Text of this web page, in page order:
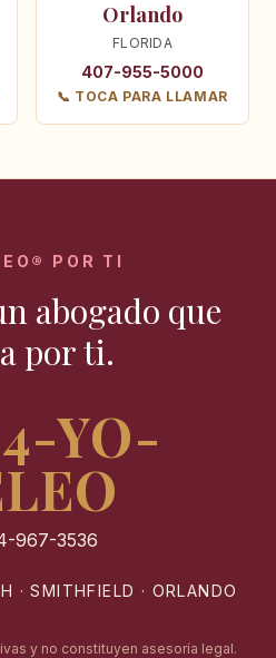
Orlando
FLORIDA
407-955-5000
📞 TOCA PARA LLAMAR
POR TI
abogado que
por ti.
YO-
967-3536
· SMITHFIELD · ORLANDO
y no constituyen asesoría legal.